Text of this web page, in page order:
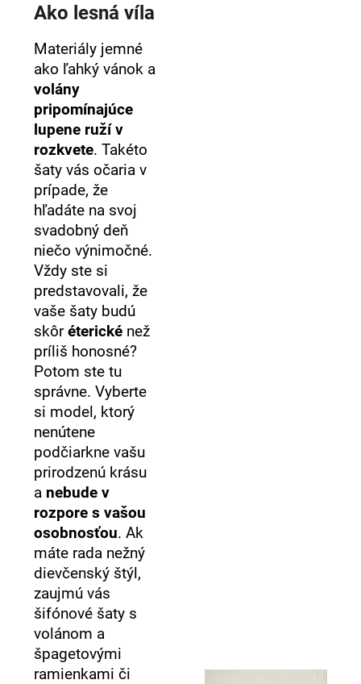
Ako lesná víla
Materiály jemné
ako ľahký vánok a
volány
pripomínajúce
lupene ruží v
rozkvete. Takéto
šaty vás očaria v
prípade, že
hľadáte na svoj
svadobný deň
niečo výnimočné.
Vždy ste si
predstavovali, že
vaše šaty budú
skôréterické než
príliš honosné?
Potom ste tu
správne. Vyberte
si model, ktorý
nenútene
podčiarkne vašu
prirodzenú krásu
a nebude v
rozpore s vašou
osobnosťou. Ak
máte rada nežný
dievčenský štýl,
zaujmú vás
šifónové šaty s
volánom a
špagetovými
ramienkami či